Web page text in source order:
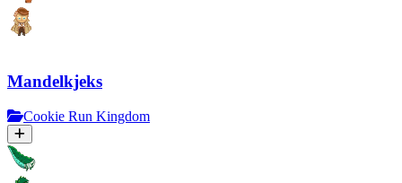
Mandelkjeks
Cookie Run Kingdom